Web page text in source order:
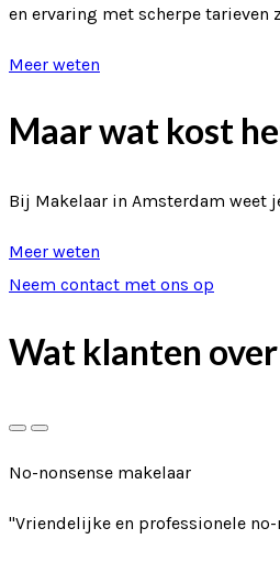
en ervaring met scherpe
Meer weten
Maar wat kost
Bij Makelaar in Amsterdam weet
Meer weten
Neem contact met ons op
Wat klanten
No-nonsense makelaar
"Vriendelijke en professionele